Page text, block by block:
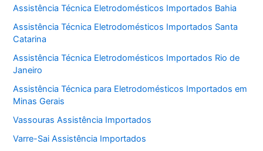
Assistência Técnica Eletrodomésticos Importados Bahia
Assistência Técnica Eletrodomésticos Importados Santa
Catarina
Assistência Técnica Eletrodomésticos Importados Rio de
Janeiro
Assistência Técnica para Eletrodomésticos Importados em
Minas Gerais
Vassouras Assistência Importados
Varre-Sai Assistência Importados